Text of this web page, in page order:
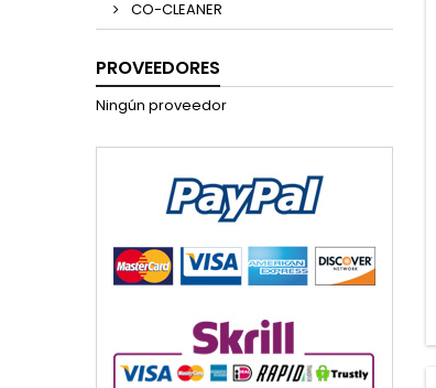
CO-CLEANER
PROVEEDORES
Ningún proveedor